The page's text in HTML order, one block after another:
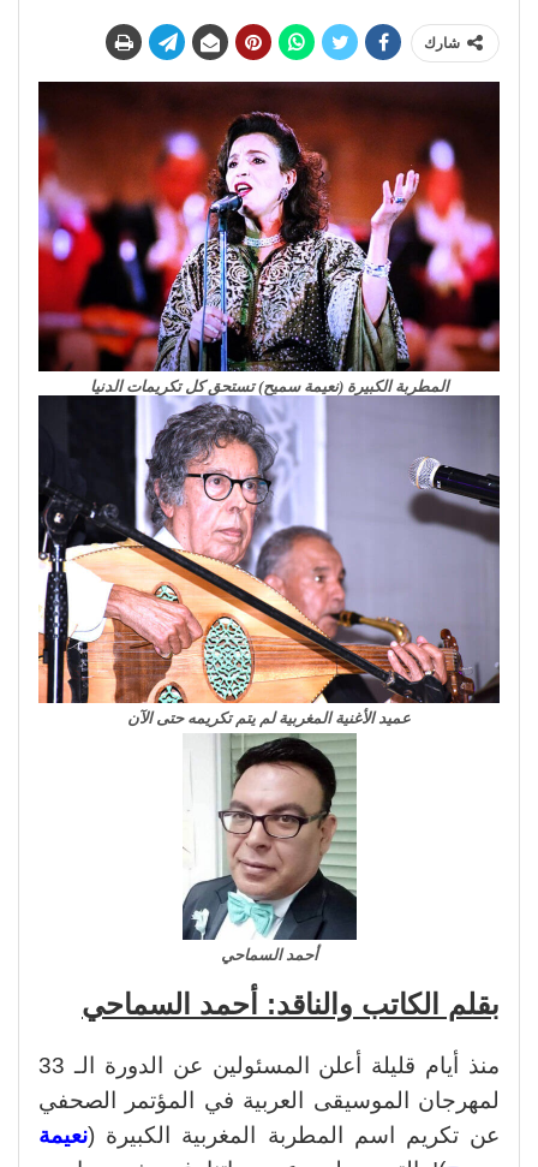
شارك
المطربة الكبيرة (نعيمة سميح) تستحق كل تكريمات الدنيا
عميد الأغنية المغربية لم يتم تكريمه حتى الآن
أحمد السماحي
بقلم الكاتب والناقد: أحمد السماحي
منذ أيام قليلة أعلن المسئولين عن الدورة الـ 33
لمهرجان الموسيقى العربية في المؤتمر الصحفي
عن تكريم اسم المطربة المغربية الكبيرة (نعيمة